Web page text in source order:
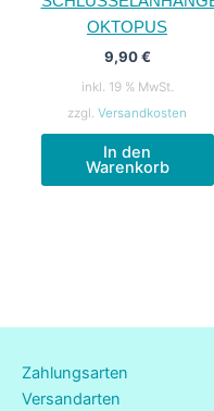
OKTOPUS
9,90€
inkl. 19 % MwSt.
zzgl. Versandkosten
In den
Warenkorb
Zahlungsarten
Versandarten